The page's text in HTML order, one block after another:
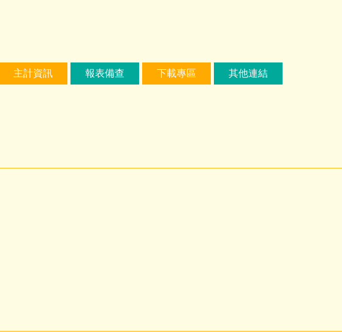
主計資訊 報表備查 下載專區 其他連結